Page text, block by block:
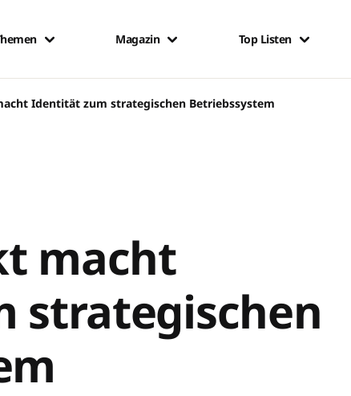
Magazin Top Listen
Identität zum strategischen Betriebssystem
macht
strategischen